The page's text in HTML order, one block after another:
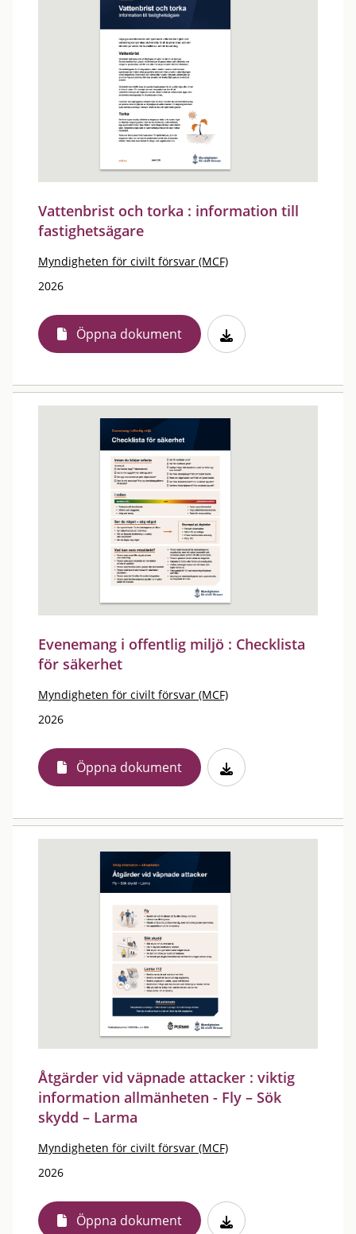
Vattenbrist och torka : information till
fastighetsägare
Myndigheten för civilt försvar (MCF)
2026
Öppna dokument
Evenemang i offentlig miljö : Checklista
för säkerhet
Myndigheten för civilt försvar (MCF)
2026
Öppna dokument
Åtgärder vid väpnade attacker : viktig
information allmänheten - Fly – Sök
skydd – Larma
Myndigheten för civilt försvar (MCF)
2026
Öppna dokument